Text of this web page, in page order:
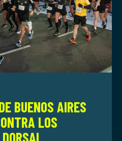
BUENOS AIRES
LOS